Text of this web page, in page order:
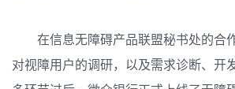
在信息无障碍产品联盟秘书处的合
对视障用户的调研，以及需求诊断、开